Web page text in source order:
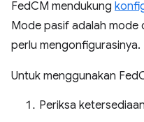
FedCM mendukung
Mode pasif adalah
perlu mengonfigurasinya.
Untuk menggunakan
Periksa